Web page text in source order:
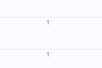
1
1